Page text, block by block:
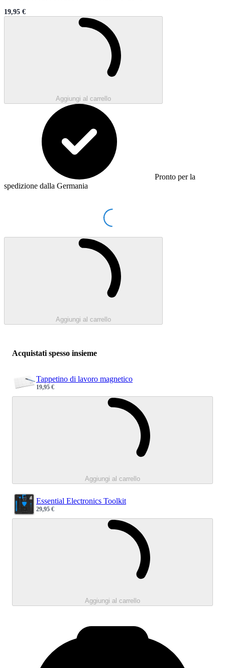
Sale price
19,95 €
Aggiungi al carrello
Pronto per la
spedizione dalla Germania
Loading...
Aggiungi al carrello
Acquistati spesso insieme
Tappetino di lavoro magnetico
Sale price
19,95 €
Aggiungi al carrello
Essential Electronics Toolkit
Sale price
29,95 €
Aggiungi al carrello